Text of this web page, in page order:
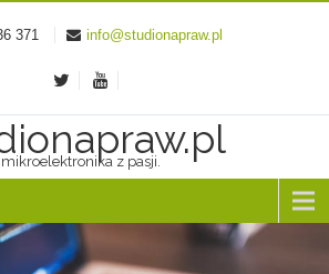
371 info@studionapraw.pl
mikroelektronika z pasji.